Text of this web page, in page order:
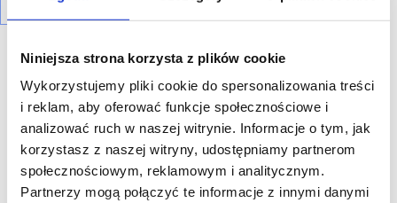
Niniejsza strona korzysta z plików cookie
Wykorzystujemy pliki cookie do spersonalizowania treści
i reklam, aby oferować funkcje społecznościowe i
analizować ruch w naszej witrynie. Informacje o tym, jak
korzystasz z naszej witryny, udostępniamy partnerom
społecznościowym, reklamowym i analitycznym.
Partnerzy mogą połączyć te informacje z innymi danymi
R E K L A M A